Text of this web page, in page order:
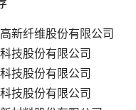
新纤维股份有限公司
技股份有限公司
技股份有限公司
技股份有限公司